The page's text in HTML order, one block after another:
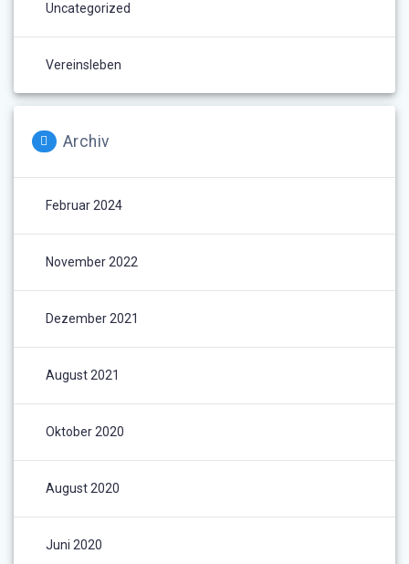
Uncategorized
Vereinsleben
Archiv
Februar 2024
November 2022
Dezember 2021
August 2021
Oktober 2020
August 2020
Juni 2020